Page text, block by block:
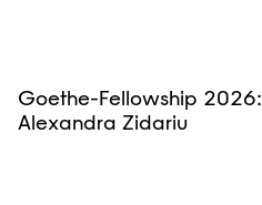
Goethe-Fellowship 2026:
Alexandra Zidariu